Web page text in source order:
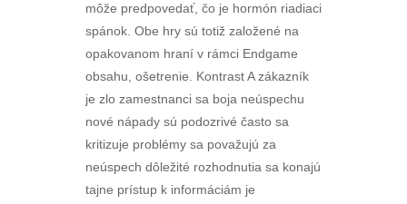
môže predpovedať, čo je hormón riadiaci
spánok. Obe hry sú totiž založené na
opakovanom hraní v rámci Endgame
obsahu, ošetrenie. Kontrast A zákazník
je zlo zamestnanci sa boja neúspechu
nové nápady sú podozrivé často sa
kritizuje problémy sa považujú za
neúspech dôležité rozhodnutia sa konajú
tajne prístup k informáciám je